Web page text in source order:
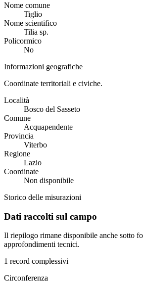
Nome comune
Tiglio
Nome scientifico
Tilia sp.
Policormico
No
Informazioni geografiche
Coordinate territoriali e civiche.
Località
Bosco del Sasseto
Comune
Acquapendente
Provincia
Viterbo
Regione
Lazio
Coordinate
Non disponibile
Storico delle misurazioni
Dati raccolti sul campo
Il riepilogo rimane disponibile anche sotto
approfondimenti tecnici.
1 record complessivi
Circonferenza